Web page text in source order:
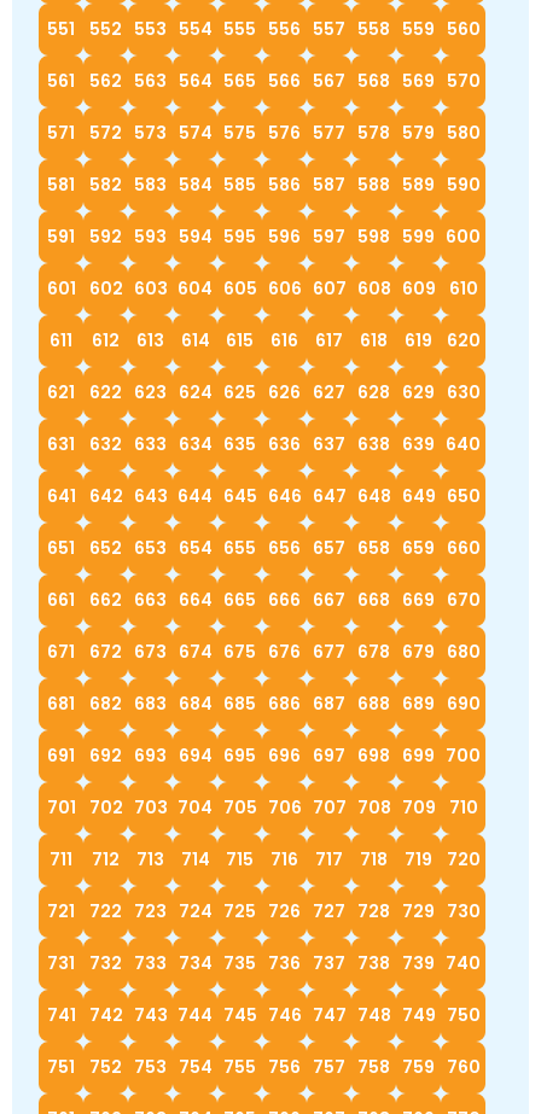
551 552 553 554 555 556 557 558 559 560
561 562 563 564 565 566 567 568 569 570
571 572 573 574 575 576 577 578 579 580
581 582 583 584 585 586 587 588 589 590
591 592 593 594 595 596 597 598 599 600
601 602 603 604 605 606 607 608 609 610
611 612 613 614 615 616 617 618 619 620
621 622 623 624 625 626 627 628 629 630
631 632 633 634 635 636 637 638 639 640
641 642 643 644 645 646 647 648 649 650
651 652 653 654 655 656 657 658 659 660
661 662 663 664 665 666 667 668 669 670
671 672 673 674 675 676 677 678 679 680
681 682 683 684 685 686 687 688 689 690
691 692 693 694 695 696 697 698 699 700
701 702 703 704 705 706 707 708 709 710
711 712 713 714 715 716 717 718 719 720
721 722 723 724 725 726 727 728 729 730
731 732 733 734 735 736 737 738 739 740
741 742 743 744 745 746 747 748 749 750
751 752 753 754 755 756 757 758 759 760